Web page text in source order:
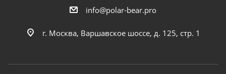
info@polar-bear.pro
г. Москва, Варшавское шоссе, д. 125, стр. 1